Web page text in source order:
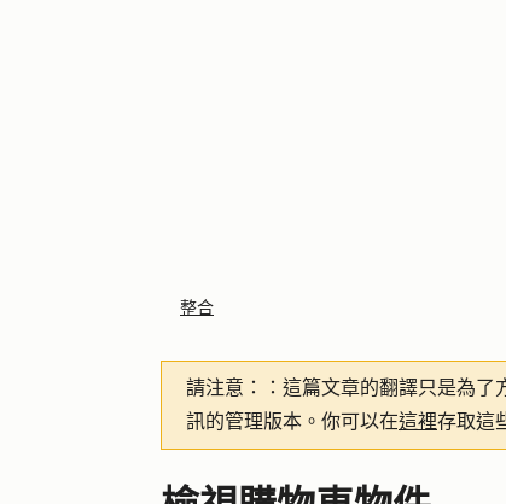
整合
請注意：
：這篇文章的翻譯只是為
訊的管理版本。你可以在這裡存取這